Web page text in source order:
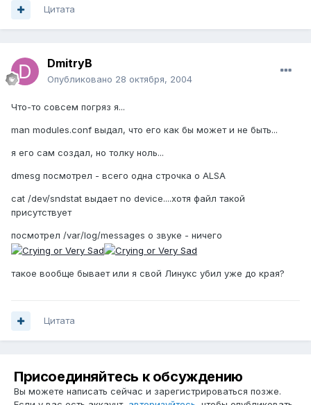
Цитата
DmitryB
Опубликовано 28 октября, 2004
Что-то совсем погряз я...
man modules.conf выдал, что его как бы может и не быть...
я его сам создал, но толку ноль...
dmesg посмотрел - всего одна строчка о ALSA
cat /dev/sndstat выдает no device....хотя файл такой
присутствует
посмотрел /var/log/messages о звуке - ничего
такое вообще бывает или я свой Линукс убил уже до края?
Цитата
Присоединяйтесь к обсуждению
Вы можете написать сейчас и зарегистрироваться позже.